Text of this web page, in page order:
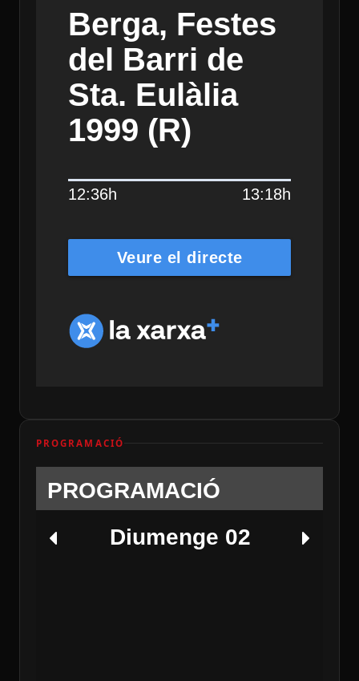
Berga, Festes
del Barri de
Sta. Eulàlia
1999 (R)
12:36h 13:18h
Veure el directe
PROGRAMACIÓ
PROGRAMACIÓ
Diumenge 02